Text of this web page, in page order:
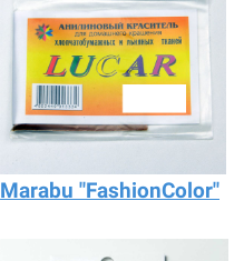
Marabu "FashionColor"